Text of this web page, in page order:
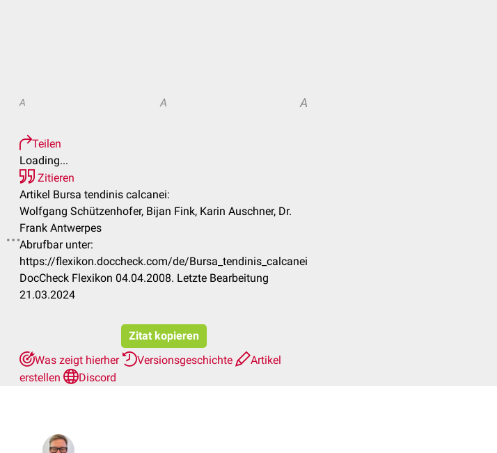
A A A
Teilen
Loading...
Zitieren
Artikel Bursa tendinis calcanei:
Wolfgang Schützenhofer, Bijan Fink, Karin Auschner, Dr.
Frank Antwerpes
Abrufbar unter:
https://flexikon.doccheck.com/de/Bursa_tendinis_calcanei
DocCheck Flexikon 04.04.2008. Letzte Bearbeitung
21.03.2024
Zitat kopieren
Was zeigt hierher
Versionsgeschichte
Artikel
erstellen
Discord